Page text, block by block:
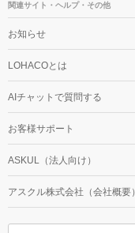
関連サイト・ヘルプ・その他
お知らせ
LOHACOとは
AIチャットで質問する
お客様サポート
ASKUL（法人向け）
アスクル株式会社（会社概要）